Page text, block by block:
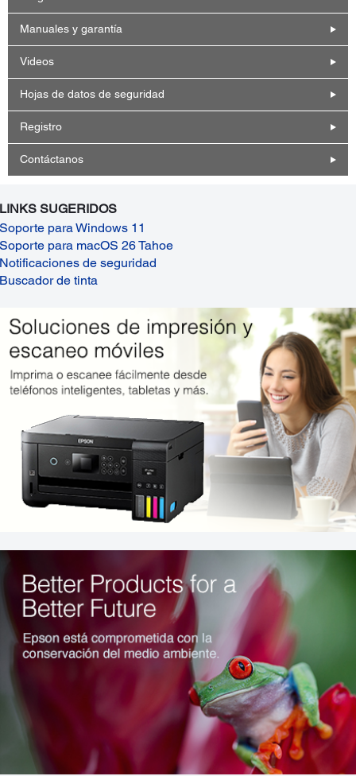
Manuales y garantía
Videos
Hojas de datos de seguridad
Registro
Contáctanos
LINKS SUGERIDOS
Soporte para Windows 11
Soporte para macOS 26 Tahoe
Notificaciones de seguridad
Buscador de tinta